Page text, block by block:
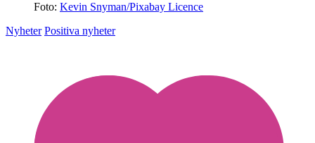
Foto: Kevin Snyman/Pixabay Licence
Nyheter Positiva nyheter